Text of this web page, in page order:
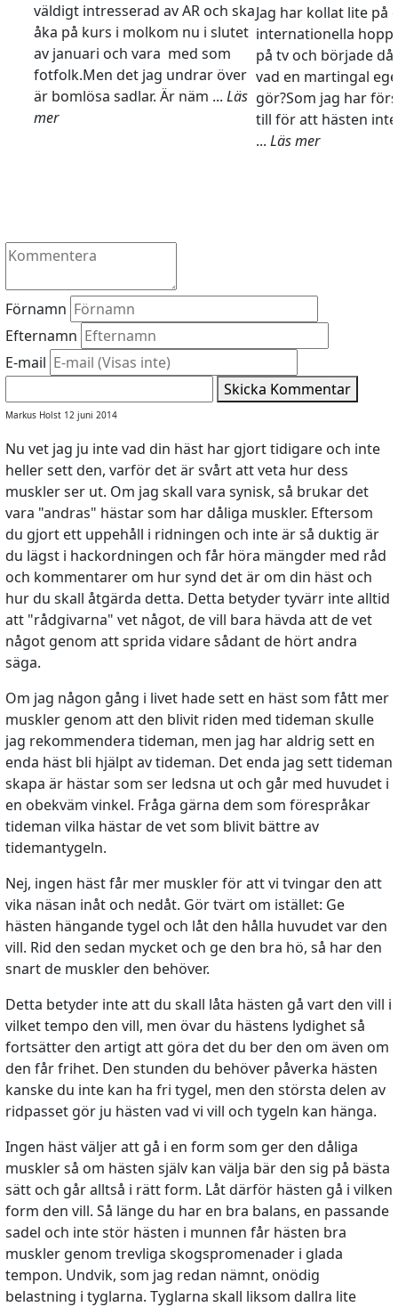
väldigt intresserad av AR och ska
åka på kurs i molkom nu i slutet
av januari och vara med som
fotfolk.Men det jag undrar över
är bomlösa sadlar. Är näm ... Läs
mer
Jag har kollat lite på
internationella
på tv och började
vad en martingal
gör?Som jag har
till för att hästen
... Läs mer
Förnamn
Efternamn
E-mail
Skicka Kommentar
Markus Holst 12 juni 2014
Nu vet jag ju inte vad din häst har gjort tidigare och inte
heller sett den, varför det är svårt att veta hur dess
muskler ser ut. Om jag skall vara synisk, så brukar det
vara "andras" hästar som har dåliga muskler. Eftersom
du gjort ett uppehåll i ridningen och inte är så duktig är
du lägst i hackordningen och får höra mängder med råd
och kommentarer om hur synd det är om din häst och
hur du skall åtgärda detta. Detta betyder tyvärr inte alltid
att "rådgivarna" vet något, de vill bara hävda att de vet
något genom att sprida vidare sådant de hört andra
säga.
Om jag någon gång i livet hade sett en häst som fått mer
muskler genom att den blivit riden med tideman skulle
jag rekommendera tideman, men jag har aldrig sett en
enda häst bli hjälpt av tideman. Det enda jag sett tideman
skapa är hästar som ser ledsna ut och går med huvudet i
en obekväm vinkel. Fråga gärna dem som förespråkar
tideman vilka hästar de vet som blivit bättre av
tidemantygeln.
Nej, ingen häst får mer muskler för att vi tvingar den att
vika näsan inåt och nedåt. Gör tvärt om istället: Ge
hästen hängande tygel och låt den hålla huvudet var den
vill. Rid den sedan mycket och ge den bra hö, så har den
snart de muskler den behöver.
Detta betyder inte att du skall låta hästen gå vart den vill i
vilket tempo den vill, men övar du hästens lydighet så
fortsätter den artigt att göra det du ber den om även om
den får frihet. Den stunden du behöver påverka hästen
kanske du inte kan ha fri tygel, men den största delen av
ridpasset gör ju hästen vad vi vill och tygeln kan hänga.
Ingen häst väljer att gå i en form som ger den dåliga
muskler så om hästen själv kan välja bär den sig på bästa
sätt och går alltså i rätt form. Låt därför hästen gå i vilken
form den vill. Så länge du har en bra balans, en passande
sadel och inte stör hästen i munnen får hästen bra
muskler genom trevliga skogspromenader i glada
tempon. Undvik, som jag redan nämnt, onödig
belastning i tyglarna. Tyglarna skall liksom dallra lite